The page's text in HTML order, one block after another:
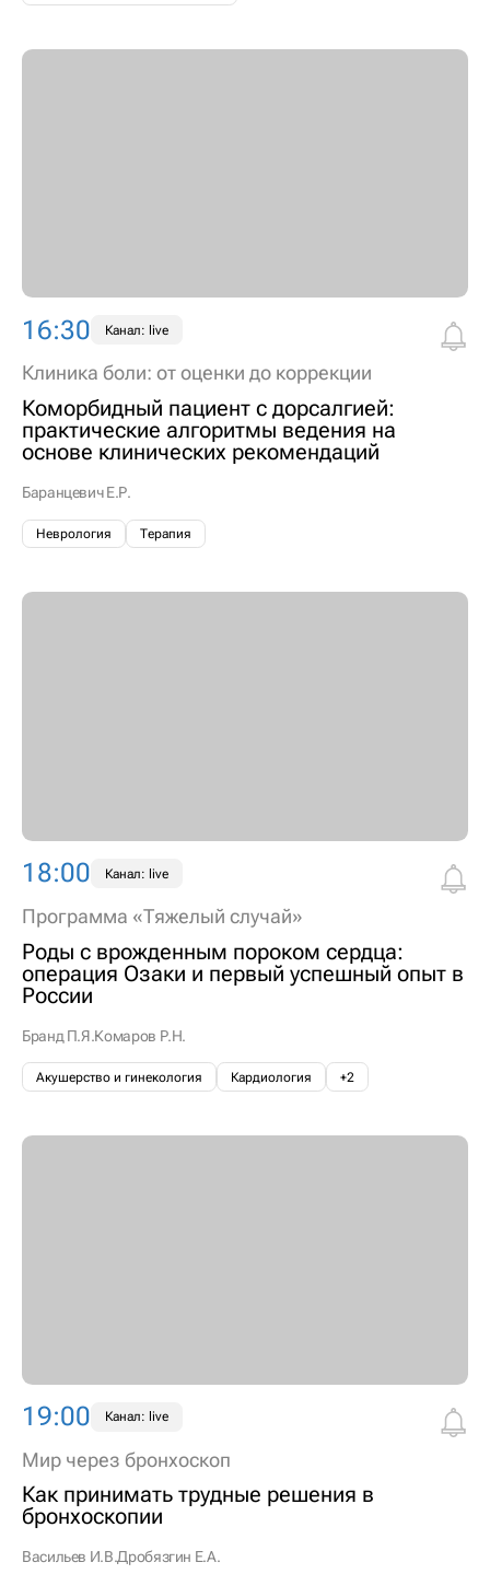
16:30 Канал: live
Клиника боли: от оценки до коррекции
Коморбидный пациент с дорсалгией:
практические алгоритмы ведения на
основе клинических рекомендаций
Баранцевич Е.Р.
Неврология Терапия
18:00 Канал: live
Программа «Тяжелый случай»
Роды с врожденным пороком сердца:
операция Озаки и первый успешный опыт в
России
Бранд П.Я.Комаров Р.Н.
Акушерство и гинекология Кардиология +2
19:00 Канал: live
Мир через бронхоскоп
Как принимать трудные решения в
бронхоскопии
Васильев И.В.Дробязгин Е.А.